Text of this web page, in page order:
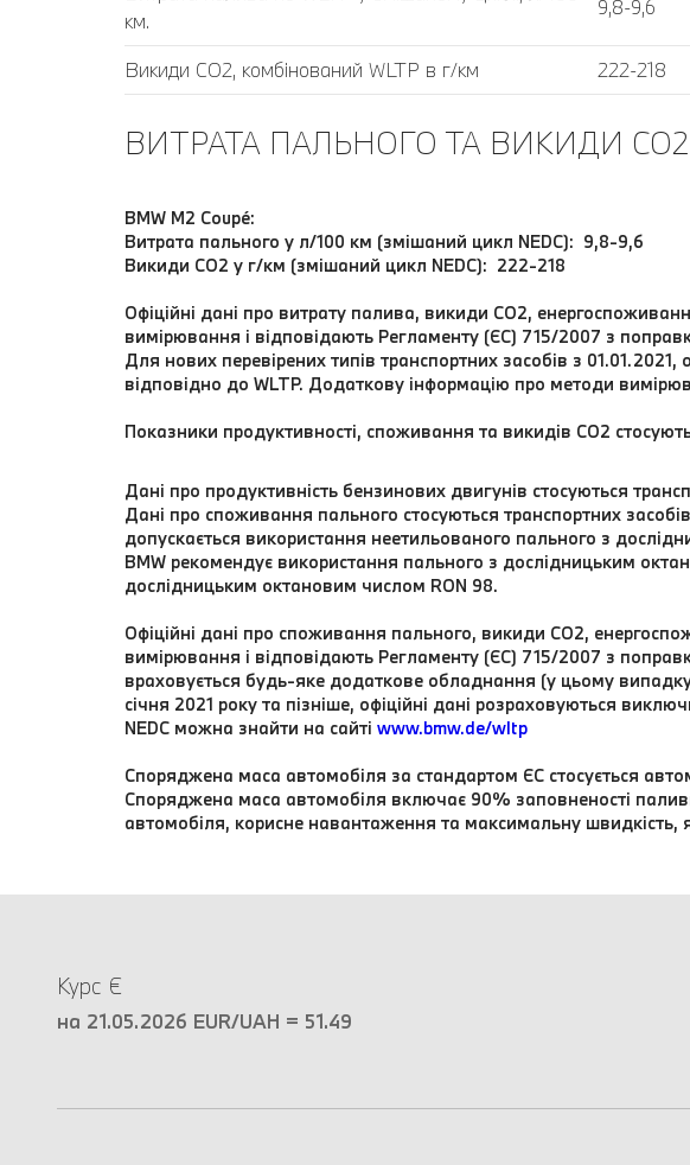
км.
9,8-9,6
Викиди CO2, комбінований WLTP в г/км 222-218
ВИТРАТА ПАЛЬНОГО ТА ВИКИДИ
BMW M2 Coupé:
Витрата пального у л/100 км (змішаний цикл NEDC): 9,8-9,6
Викиди CO2 у г/км (змішаний цикл NEDC): 222-218
Офіційні дані про витрату палива, викиди CO2,
вимірювання і відповідають Регламенту (ЄС) 715/2007 з
Для нових перевірених типів транспортних засобів з 01.01.2021,
відповідно до WLTP. Додаткову інформацію про методи
Показники продуктивності, споживання та викидів CO2
Дані про продуктивність бензинових двигунів стосуються
Дані про споживання пального стосуються транспортних
допускається використання неетильованого пального з
BMW рекомендує використання пального з дослідницьким
дослідницьким октановим числом RON 98.
Офіційні дані про споживання пального, викиди CO2,
вимірювання і відповідають Регламенту (ЄС) 715/2007 з
враховується будь-яке додаткове обладнання (у цьому
січня 2021 року та пізніше, офіційні дані розраховуються
NEDC можна знайти на сайті www.bmw.de/wltp
Споряджена маса автомобіля за стандартом ЄC стосується
Споряджена маса автомобіля включає 90% заповненості
автомобіля, корисне навантаження та максимальну
Курс €
на 21.05.2026 EUR/UAH = 51.49